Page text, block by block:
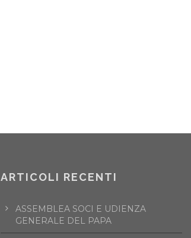
ARTICOLI RECENTI
ASSEMBLEA SOCI E UDIENZA
GENERALE DEL PAPA